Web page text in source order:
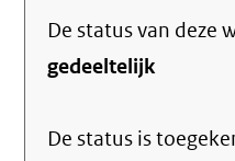
De status van deze
gedeeltelijk
De status is